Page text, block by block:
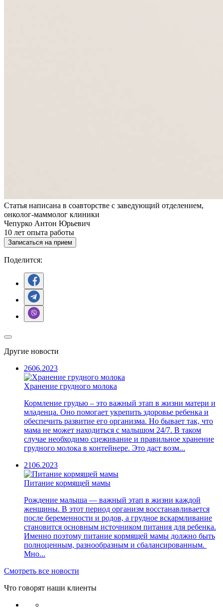
Статья написана в соавторстве с заведующий отделением,
онколог-маммолог клиники
Чепурко Антон Юрьевич
10 лет опыта работы
Записаться на прием
Поделится:
Другие новости
2606.2023
Хранение грудного молока
Кормление грудью – это важный этап в жизни матери и
младенца. Оно помогает укрепить здоровье ребенка и
обеспечить развитие его организма. Но бывает так, что
мама не может находиться с малышом 24/7. В таком
случае необходимо сцеживание и правильное хранение
грудного молока в контейнере. Это даст возм...
2106.2023
Питание кормящей мамы
Рождение малыша — важный этап в жизни каждой
женщины. В этот период организм восстанавливается
после беременности и родов, а грудное вскармливание
становится основным источником питания для ребенка.
Именно поэтому питание кормящей мамы должно быть
полноценным, разнообразным и сбалансированным.
Мно...
Смотреть все новости
Что говорят наши клиенты